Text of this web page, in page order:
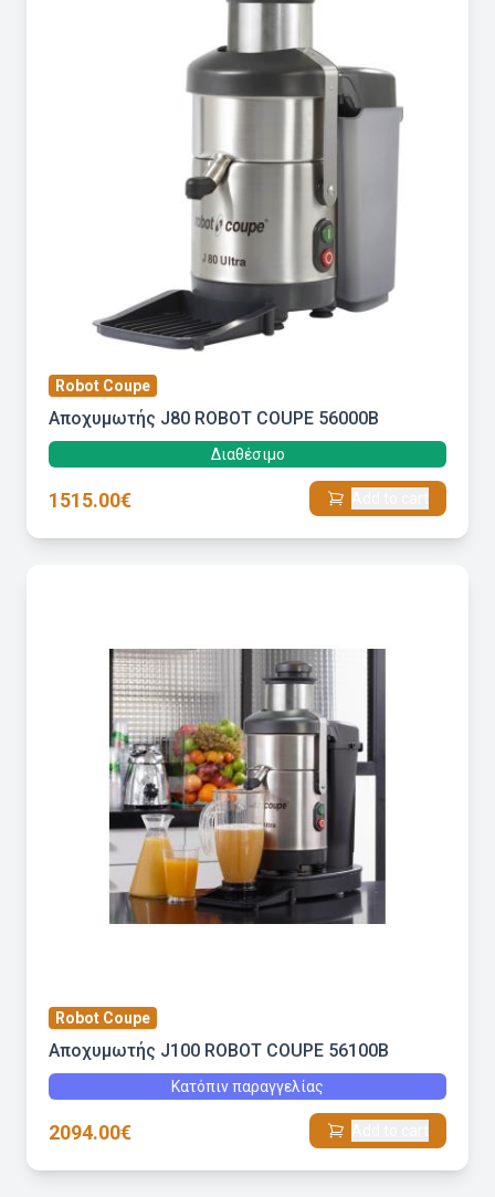
Robot Coupe
Αποχυμωτής J80 ROBOT COUPE 56000B
Διαθέσιμο
1515.00€
Robot Coupe
Αποχυμωτής J100 ROBOT COUPE 56100B
Κατόπιν παραγγελίας
2094.00€